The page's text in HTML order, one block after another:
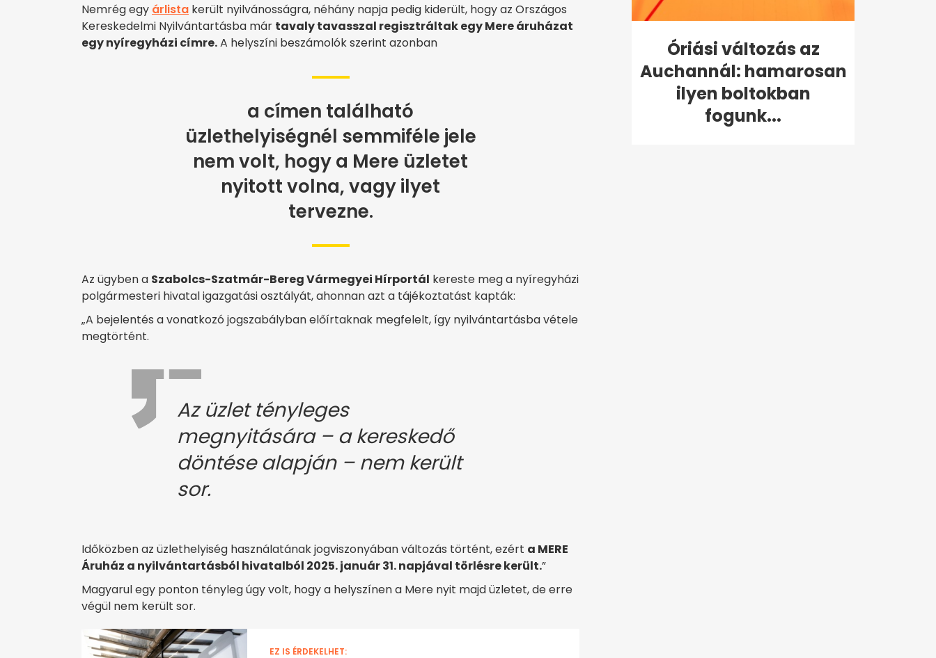
Nemrég egy árlista került nyilvánosságra, néhány napja pedig kiderült, hogy az Országos
Kereskedelmi Nyilvántartásba már tavaly tavasszal regisztráltak egy Mere áruházat
egy nyíregyházi címre.A helyszíni beszámolók szerint azonban
a címen található
üzlethelyiségnél semmiféle jele
nem volt, hogy a Mere üzletet
nyitott volna, vagy ilyet
tervezne.
Az ügyben a Szabolcs-Szatmár-Bereg Vármegyei Hírportál kereste meg a nyíregyházi
polgármesteri hivatal igazgatási osztályát, ahonnan azt a tájékoztatást kapták:
„A bejelentés a vonatkozó jogszabályban előírtaknak megfelelt, így nyilvántartásba vétele
megtörtént.
Az üzlet tényleges
megnyitására – a kereskedő
döntése alapján – nem került
sor.
Időközben az üzlethelyiség használatának jogviszonyában változás történt, ezért a MERE
Áruház a nyilvántartásból hivatalból 2025. január 31. napjával törlésre került.”
Magyarul egy ponton tényleg úgy volt, hogy a helyszínen a Mere nyit majd üzletet, de erre
végül nem került sor.
EZ IS ÉRDEKELHET:
Óriási változás az
Auchannál: hamarosan
ilyen boltokban
fogunk...